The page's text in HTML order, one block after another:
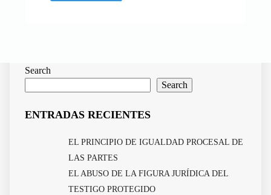
Search
Search
ENTRADAS RECIENTES
EL PRINCIPIO DE IGUALDAD PROCESAL DE
LAS PARTES
EL ABUSO DE LA FIGURA JURÍDICA DEL
TESTIGO PROTEGIDO